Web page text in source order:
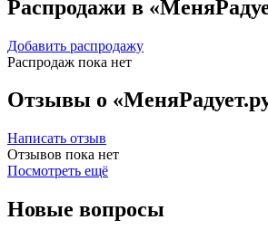
Распродажи в
Добавить распродажу
Распродаж пока нет
Отзывы о
Написать отзыв
Отзывов пока нет
Посмотреть ещё
Новые вопросы